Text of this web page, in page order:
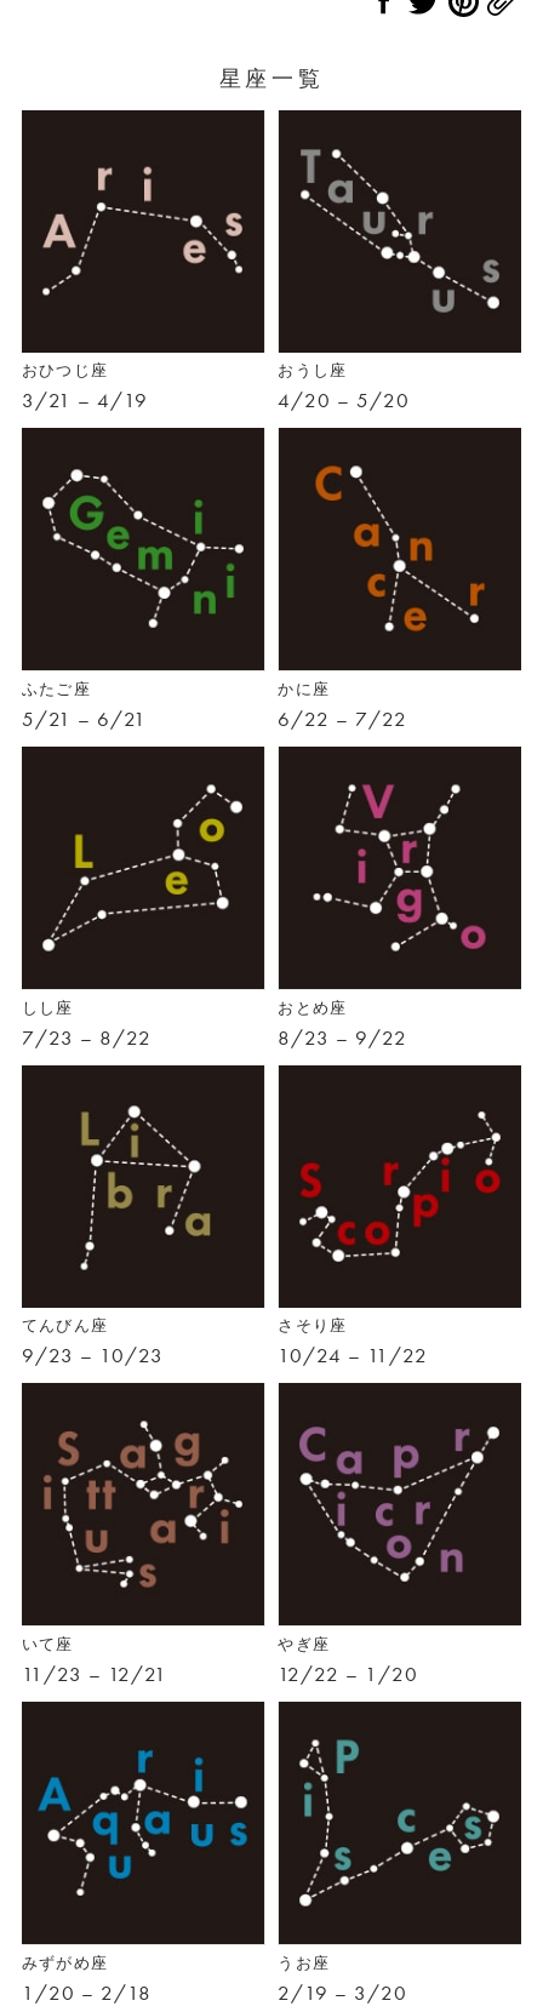
星座一覧
おひつじ座
3/21 – 4/19
おうし座
4/20 – 5/20
ふたご座
5/21 – 6/21
かに座
6/22 – 7/22
しし座
7/23 – 8/22
おとめ座
8/23 – 9/22
てんびん座
9/23 – 10/23
さそり座
10/24 – 11/22
いて座
11/23 – 12/21
やぎ座
12/22 – 1/20
みずがめ座
1/20 – 2/18
うお座
2/19 – 3/20